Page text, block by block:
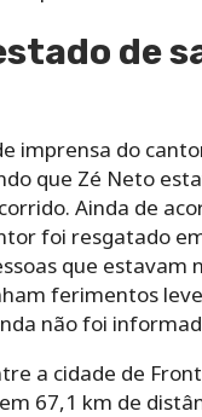
de
imprensa do
que Zé Neto
Ainda de
foi resgatado
que estavam
ferimentos
não foi
a cidade de
67,1 km de